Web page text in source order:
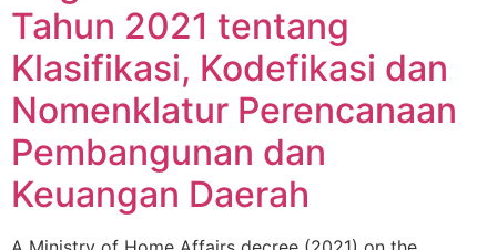
Tahun 2021 tentang
Klasifikasi, Kodefikasi dan
Nomenklatur Perencanaan
Pembangunan dan
Keuangan Daerah